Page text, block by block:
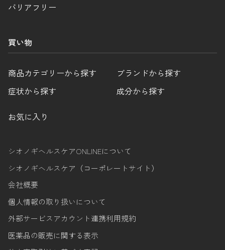
バリアフリー
買い物
商品カテゴリーから探す
ブランドから探す
症状から探す
成分から探す
お気に入り
シオノギヘルスケアONLINEについて
シオノギヘルスケア（コーポレートサイト）
会社概要
個人情報の取り扱いについて
外部サービスアカウント連携利用規約
医薬品の販売に関する表示